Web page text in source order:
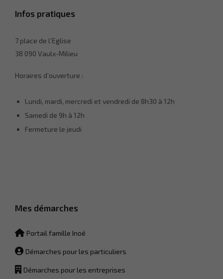
Infos pratiques
7 place de l’Eglise
38 090 Vaulx-Milieu
Horaires d’ouverture :
Lundi, mardi, mercredi et vendredi de 8h30 à 12h
Samedi de 9h à 12h
Fermeture le jeudi
Mes démarches
Portail famille Inoé
Démarches pour les particuliers
Démarches pour les entreprises